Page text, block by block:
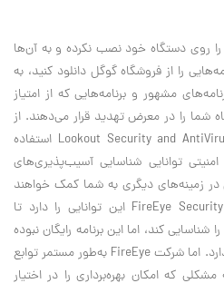
روی دستگاه خود نصب نکرده و به آن‌ها
را از فروشگاه گوگل دانلود کنید، به
مشهور و برنامه‌هایی که از امتیاز
شما را در معرض تهدید قرار می‌دهند. از
یک آنتی‌ویروس خوب همچون Lookout Security and AntiVirus استفاده
توانایی شناسایی آسیب‌پذیری‌های
در زمینه‌های دیگری به شما کمک خواهند
کرد. در حالی که برنامه کاربردی FireEye Security این توانایی را دارد تا
کند، اما این برنامه رایگان نبوده
و در دسترس مشتریان تجاری قرار دارد. اما شرکت FireEye به‌طور مستمر توابع
که امکان بهره‌برداری را در اختیار